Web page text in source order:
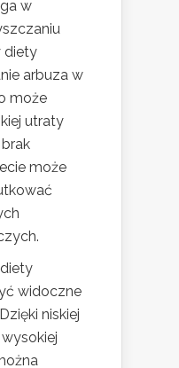
w
diety
arbuza w
może
utraty
może
widoczne
niskiej